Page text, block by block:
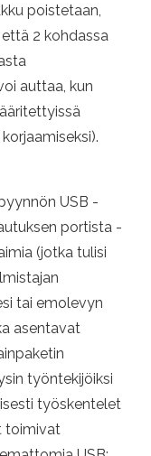
poistetaan,
2 kohdassa
auttaa, kun
USB -
portista -
(jotka tulisi
tai emolevyn
asentavat
työntekijöiksi
työskentelet
toimivat